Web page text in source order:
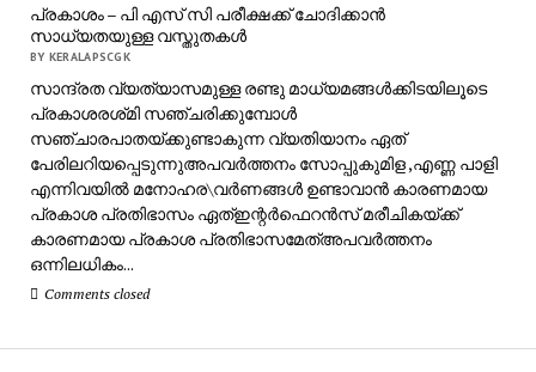
പ്രകാശം – പി എസ് സി പരീക്ഷക്ക് ചോദിക്കാൻ
സാധ്യതയുള്ള വസ്തുതകൾ
BY KERALAPSCGK
സാന്ദ്രത വ്യത്യാസമുള്ള രണ്ടു മാധ്യമങ്ങൾക്കിടയിലൂടെ
പ്രകാശരശ്‌മി സഞ്ചരിക്കുമ്പോൾ
സഞ്ചാരപാതയ്ക്കുണ്ടാകുന്ന വ്യതിയാനം ഏത്
പേരിലറിയപ്പെടുന്നുഅപവർത്തനം സോപ്പുകുമിള ,എണ്ണ പാളി
എന്നിവയിൽ മനോഹര\വർണങ്ങൾ ഉണ്ടാവാൻ കാരണമായ
പ്രകാശ പ്രതിഭാസം ഏത്ഇന്റർഫെറൻസ് മരീചികയ്ക്ക്
കാരണമായ പ്രകാശ പ്രതിഭാസമേത്അപവർത്തനം
ഒന്നിലധികം...
Comments closed